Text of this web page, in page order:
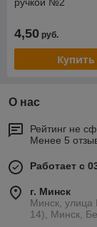
ручкой №2
4,50 руб.
Купить
О нас
Рейтинг не
Менее 5
Работает с
г. Минск
Минск, улица
14), Минск,